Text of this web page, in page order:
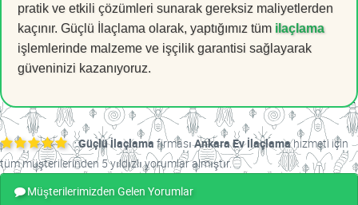
pratik ve etkili çözümleri sunarak gereksiz maliyetlerden
kaçınır. Güçlü İlaçlama olarak, yaptığımız tüm ilaçlama
işlemlerinde malzeme ve işçilik garantisi sağlayarak
güveninizi kazanıyoruz.
Güçlü İlaçlama firmasıAnkara Ev İlaçlamahizmeti için
tüm müşterilerinden 5 yıldızlı yorumlar almıştır.
Müşterilerimizden Gelen Yorumlar